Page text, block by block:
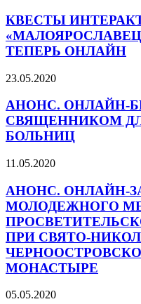
КВЕСТЫ
«МАЛОЯРОСЛАВЕЦ
ТЕПЕРЬ ОНЛАЙН
23.05.2020
АНОНС. ОНЛАЙН-
СВЯЩЕННИКОМ
БОЛЬНИЦ
11.05.2020
АНОНС. ОНЛАЙН-
МОЛОДЕЖНОГО
ПРИ СВЯТО-
МОНАСТЫРЕ
05.05.2020